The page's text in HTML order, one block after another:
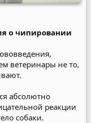
о чипировании
ветеринары не то,
абсолютно
реакции
собаки.